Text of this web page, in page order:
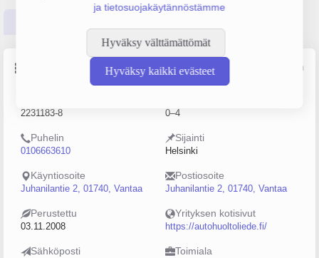
ja tietosuojakäytännöstämme
Hyväksy välttämättömät
Hyväksy kaikki evästeetLähde: YTJ, PRH, Traficom
2231183-8 0–4
Puhelin
0106663610
Sijainti
Helsinki
Käyntiosoite
Juhanilantie 2, 01740, Vantaa
Postiosoite
Juhanilantie 2, 01740, Vantaa
Perustettu
03.11.2008
Yrityksen kotisivut
https://autohuoltoliede.fi/
Sähköposti Toimiala